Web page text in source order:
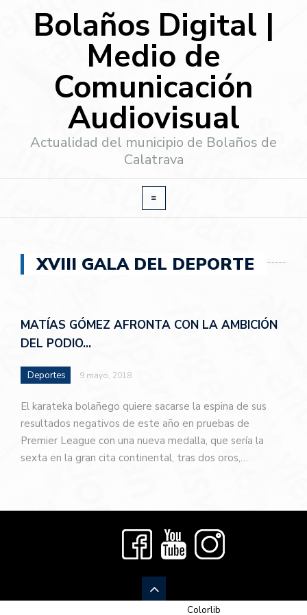
Bolaños Digital |
Medio de
Comunicación
Audiovisual
Actualidad del municipio de Bolaños de
Calatrava
XVIII GALA DEL DEPORTE
MATÍAS GÓMEZ AFRONTA CON LA AMBICIÓN
DEL PODIO…
Deportes 9 mayo, 2018
El karateka bolañego quiere sacarse la espina de sus
resultados negativos de este año en pruebas de
Premier League con una nueva medalla, que sería la
sexta en la gran cita continental, tras dos oros,…
Colorlib